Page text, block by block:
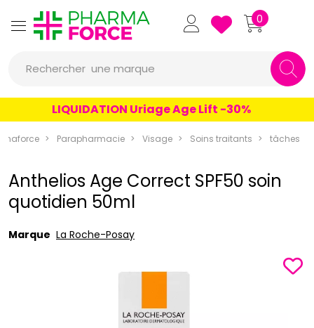
Pharmaforce Grande
0
Rechercher
un produit
une marque
LIQUIDATION Uriage Age Lift -30%
Parapharmacie Visage Soins traitants tâches
Anthelios Age Correct SPF50 soin
quotidien 50ml
Marque La Roche-Posay